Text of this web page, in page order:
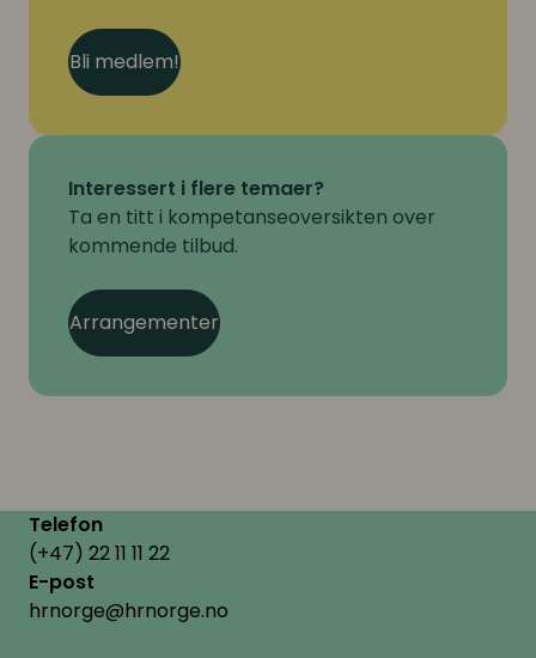
Bli medlem!
Interessert i flere temaer?
Ta en titt i kompetanseoversikten over
kommende tilbud.
Arrangementer
Telefon
(+47) 22 11 11 22
E-post
hrnorge@hrnorge.no